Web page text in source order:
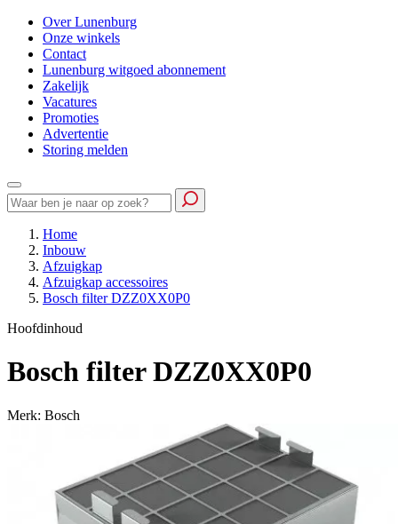
Over Lunenburg
Onze winkels
Contact
Lunenburg witgoed abonnement
Zakelijk
Vacatures
Promoties
Advertentie
Storing melden
Home
Inbouw
Afzuigkap
Afzuigkap accessoires
Bosch filter DZZ0XX0P0
Hoofdinhoud
Bosch filter DZZ0XX0P0
Merk: Bosch